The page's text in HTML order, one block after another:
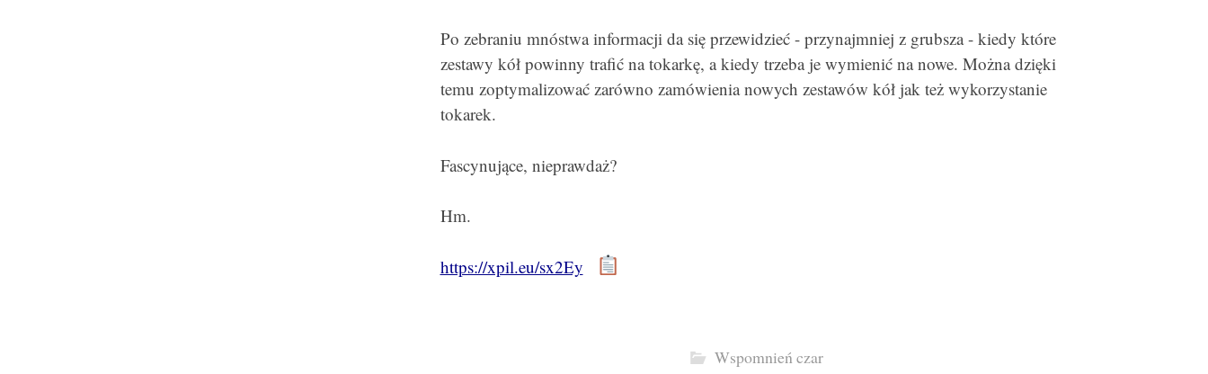
Po zebraniu mnóstwa informacji da się przewidzieć - przynajmniej z grubsza - kiedy które
zestawy kół powinny trafić na tokarkę, a kiedy trzeba je wymienić na nowe. Można dzięki
temu zoptymalizować zarówno zamówienia nowych zestawów kół jak też wykorzystanie
tokarek.
Fascynujące, nieprawdaż?
Hm.
https://xpil.eu/sx2Ey
Wspomnień czar